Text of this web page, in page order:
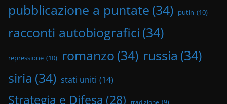
pubblicazione a puntate (34) putin (10)
racconti autobiografici (34)
repressione (10) romanzo (34) russia (34)
siria (34) stati uniti (14)
Strategia e Difesa (28) tradizione (9)